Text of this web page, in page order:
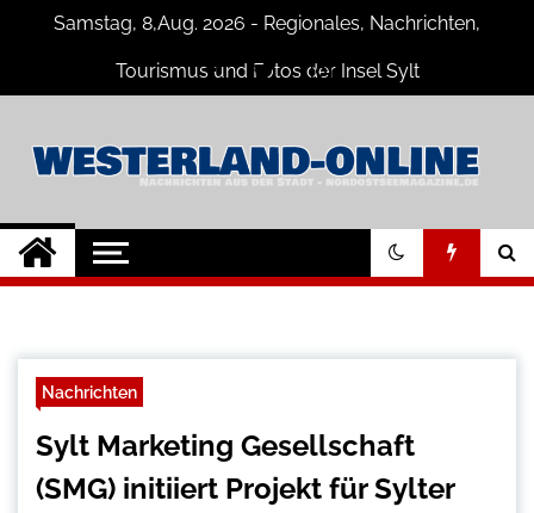
Samstag, 8,Aug. 2026 - Regionales, Nachrichten,
Tourismus und Fotos der Insel Sylt
Westerland-online
Neuigkeiten und Nachrichten von der
Insel Sylt und Westerland
Nachrichten
Sylt Marketing Gesellschaft
(SMG) initiiert Projekt für Sylter